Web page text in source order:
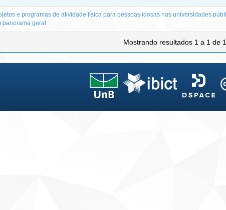
e programas de atividade física para pessoas idosas nas universidades
panorama geral
Mostrando resultados 1 a 1 de 1